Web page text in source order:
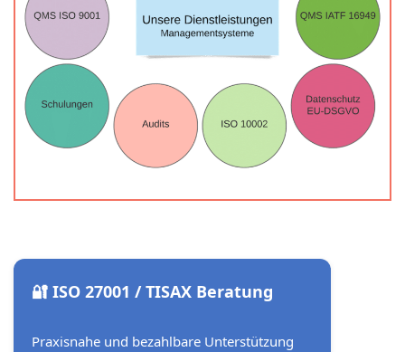
🔐 ISO 27001 / TISAX Beratung
Praxisnahe und bezahlbare Unterstützung